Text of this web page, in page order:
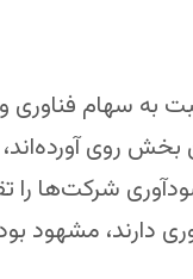
به سهام
روی آورده‌اند،
شرکت‌ها را
دارند، مشهود